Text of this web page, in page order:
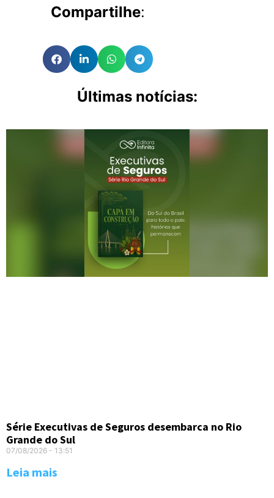
Compartilhe:
Últimas notícias:
Série Executivas de Seguros desembarca no Rio
Grande do Sul
07/08/2026 13:51
Leia mais